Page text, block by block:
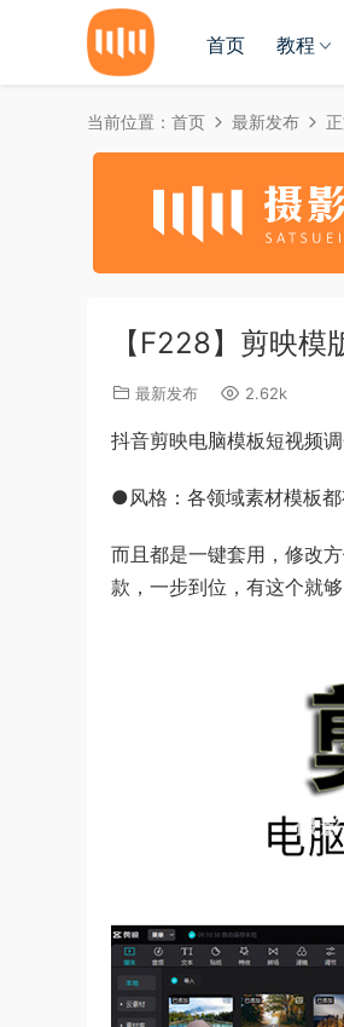
首页 教程
当前位置： 首页 最新发布
【F228】剪映
最新发布 2.62k
抖音剪映电脑模板短视频
●风格：各领域素材模板
而且都是一键套用，修改
款，一步到位，有这个就够